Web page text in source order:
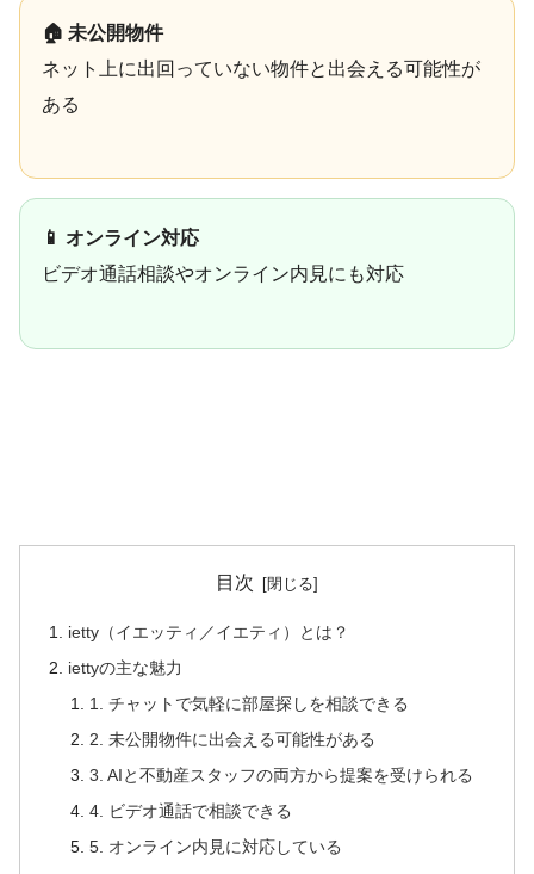
🏠 未公開物件
ネット上に出回っていない物件と出会える可能性が
ある
📱 オンライン対応
ビデオ通話相談やオンライン内見にも対応
目次
ietty（イエッティ／イエティ）とは？
iettyの主な魅力
1. チャットで気軽に部屋探しを相談できる
2. 未公開物件に出会える可能性がある
3. AIと不動産スタッフの両方から提案を受けられる
4. ビデオ通話で相談できる
5. オンライン内見に対応している